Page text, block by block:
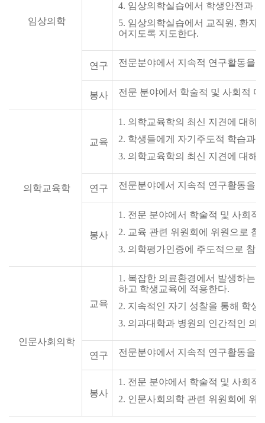
임상의학
4. 임상의학실습에서 학생안전과
5. 임상의학실습에서 교직원, 환자
어지도록 지도한다.
연구 전문분야에서 지속적 연구활동을
봉사 전문 분야에서 학술적 및 사회적
의학교육학
교육
1. 의학교육학의 최신 지견에 대하
2. 학생들에게 자기주도적 학습과
3. 의학교육학의 최신 지견에 대해
연구 전문분야에서 지속적 연구활동을
봉사
1. 전문 분야에서 학술적 및 사회
2. 교육 관련 위원회에 위원으로
3. 의학평가인증에 주도적으로 참
인문사회의학
교육
1. 복잡한 의료환경에서 발생하는
하고 학생교육에 적용한다.
2. 지속적인 자기 성찰을 통해 학
3. 의과대학과 병원의 인간적인 의
연구 전문분야에서 지속적 연구활동을
봉사
1. 전문 분야에서 학술적 및 사회
2. 인문사회의학 관련 위원회에 위